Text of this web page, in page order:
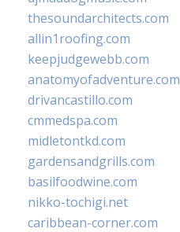
thesoundarchitects.com
allin1roofing.com
keepjudgewebb.com
anatomyofadventure.com
drivancastillo.com
cmmedspa.com
midletontkd.com
gardensandgrills.com
basilfoodwine.com
nikko-tochigi.net
caribbean-corner.com